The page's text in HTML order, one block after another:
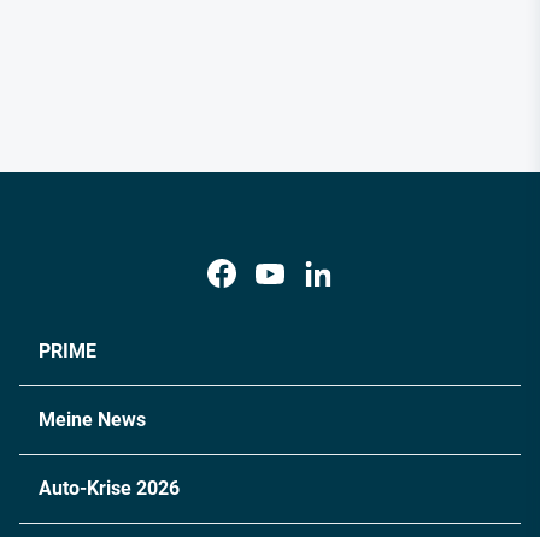
PRIME
Meine News
Auto-Krise 2026